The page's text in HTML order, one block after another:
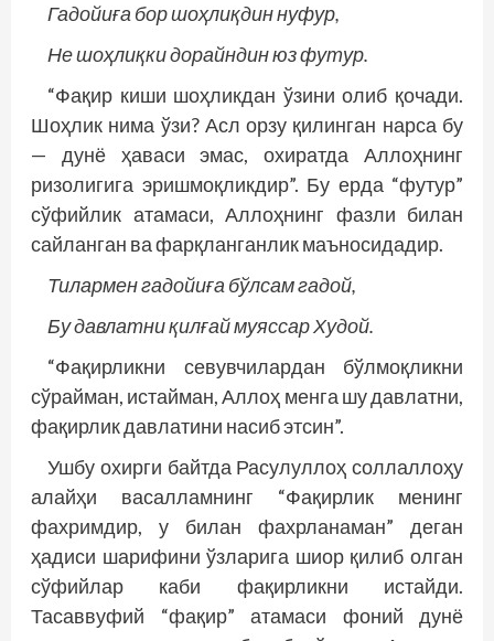
Гадойиға бор шоҳлиқдин нуфур,
Не шоҳлиқки дорайндин юз футур.
“Фақир киши шоҳликдан ўзини олиб қочади.
Шоҳлик нима ўзи? Асл орзу қилинган нарса бу
— дунё ҳаваси эмас, охиратда Аллоҳнинг
ризолигига эришмоқликдир”. Бу ерда “футур”
сўфийлик атамаси, Аллоҳнинг фазли билан
сайланган ва фарқланганлик маъносидадир.
Тилармен гадойиға бўлсам гадой,
Бу давлатни қилғай муяссар Худой.
“Фақирликни севувчилардан бўлмоқликни
сўрайман, истайман, Аллоҳ менга шу давлатни,
фақирлик давлатини насиб этсин”.
Ушбу охирги байтда Расулуллоҳ соллаллоҳу
алайҳи васалламнинг “Фақирлик менинг
фахримдир, у билан фахрланаман” деган
ҳадиси шарифини ўзларига шиор қилиб олган
сўфийлар каби фақирликни истайди.
Тасаввуфий “фақир” атамаси фоний дунё